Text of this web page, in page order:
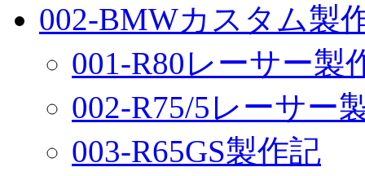
002-BMWカスタム製
001-R80レーサー製
002-R75/5レーサー
003-R65GS製作記